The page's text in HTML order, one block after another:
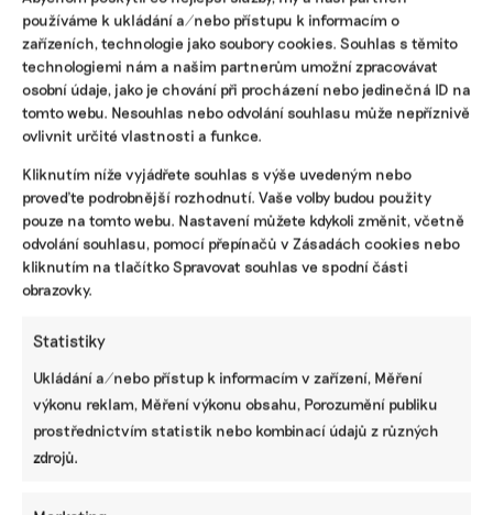
používáme k ukládání a/nebo přístupu k informacím o
zařízeních, technologie jako soubory cookies. Souhlas s těmito
technologiemi nám a našim partnerům umožní zpracovávat
osobní údaje, jako je chování při procházení nebo jedinečná ID na
tomto webu. Nesouhlas nebo odvolání souhlasu může nepříznivě
ovlivnit určité vlastnosti a funkce.
Kliknutím níže vyjádřete souhlas s výše uvedeným nebo
proveďte podrobnější rozhodnutí. Vaše volby budou použity
pouze na tomto webu. Nastavení můžete kdykoli změnit, včetně
odvolání souhlasu, pomocí přepínačů v Zásadách cookies nebo
kliknutím na tlačítko Spravovat souhlas ve spodní části
obrazovky.
Statistiky
Ukládání a/nebo přístup k informacím v zařízení, Měření
výkonu reklam, Měření výkonu obsahu, Porozumění publiku
prostřednictvím statistik nebo kombinací údajů z různých
zdrojů.
Klamou lidi jak prodejci předražených
hrnců, říká o kampani Sázíme Česko šéf
Projekt Sázíme Česko vsadil na emotivní a nákladný
marketing na sociálních sítích. K výsadbě stromků tím
přitáhl tisíce lidí, kteří od Sázíme Česko nakoupili
sazeničky po 69 korunách a jako dobrovolníci je zdarma
sází v holinách po kůrovci. Sázíme Česko slibovalo
obnovu lesů v ČR a zpomalení klimatických změn, podle